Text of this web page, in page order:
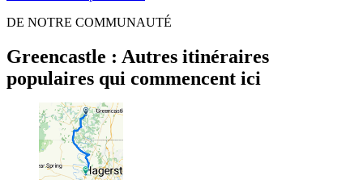
DE NOTRE COMMUNAUTÉ
Greencastle : Autres itinéraires
populaires qui commencent ici